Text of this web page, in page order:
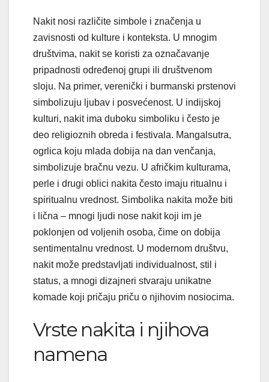
Nakit nosi različite simbole i značenja u
zavisnosti od kulture i konteksta. U mnogim
društvima, nakit se koristi za označavanje
pripadnosti određenoj grupi ili društvenom
sloju. Na primer, verenički i burmanski prstenovi
simbolizuju ljubav i posvećenost. U indijskoj
kulturi, nakit ima duboku simboliku i često je
deo religioznih obreda i festivala. Mangalsutra,
ogrlica koju mlada dobija na dan venčanja,
simbolizuje bračnu vezu. U afričkim kulturama,
perle i drugi oblici nakita često imaju ritualnu i
spiritualnu vrednost. Simbolika nakita može biti
i lična – mnogi ljudi nose nakit koji im je
poklonjen od voljenih osoba, čime on dobija
sentimentalnu vrednost. U modernom društvu,
nakit može predstavljati individualnost, stil i
status, a mnogi dizajneri stvaraju unikatne
komade koji pričaju priču o njihovim nosiocima.
Vrste nakita i njihova
namena